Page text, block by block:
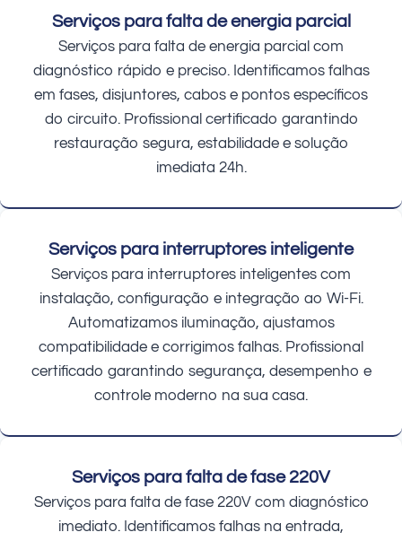
Serviços para falta de energia parcial
Serviços para falta de energia parcial com
diagnóstico rápido e preciso. Identificamos falhas
em fases, disjuntores, cabos e pontos específicos
do circuito. Profissional certificado garantindo
restauração segura, estabilidade e solução
imediata 24h.
Serviços para interruptores inteligente
Serviços para interruptores inteligentes com
instalação, configuração e integração ao Wi-Fi.
Automatizamos iluminação, ajustamos
compatibilidade e corrigimos falhas. Profissional
certificado garantindo segurança, desempenho e
controle moderno na sua casa.
Serviços para falta de fase 220V
Serviços para falta de fase 220V com diagnóstico
imediato. Identificamos falhas na entrada,